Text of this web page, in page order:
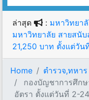
ล่าสุด : มหาวิทยา
มหาวิทยาลัย สายสนับ
21,250 บาท ตั้งแต่วั
Home
ตำรวจ,ทหาร
กองบัญชาการศึก
อัตรา ตั้งแต่วันที่ 2-